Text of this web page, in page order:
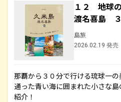
１２ 地球
渡名喜島
島旅
2026.02.19 発売
那覇から３０分で行ける琉球一
通った青い海に囲まれた小さな
紹介！